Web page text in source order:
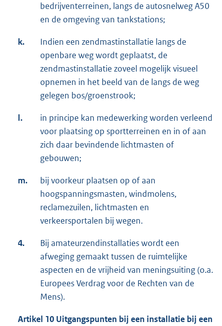
bedrijventerreinen, langs de autosnelweg A50
en de omgeving van tankstations;
k.
Indien een zendmastinstallatie langs de
openbare weg wordt geplaatst, de
zendmastinstallatie zoveel mogelijk visueel
opnemen in het beeld van de langs de weg
gelegen bos/groenstrook;
l.
in principe kan medewerking worden verleend
voor plaatsing op sportterreinen en in of aan
zich daar bevindende lichtmasten of
gebouwen;
m.
bij voorkeur plaatsen op of aan
hoogspanningsmasten, windmolens,
reclamezuilen, lichtmasten en
verkeersportalen bij wegen.
4.
Bij amateurzendinstallaties wordt een
afweging gemaakt tussen de ruimtelijke
aspecten en de vrijheid van meningsuiting (o.a.
Europees Verdrag voor de Rechten van de
Mens).
Artikel 10 Uitgangspunten bij een installatie bij een